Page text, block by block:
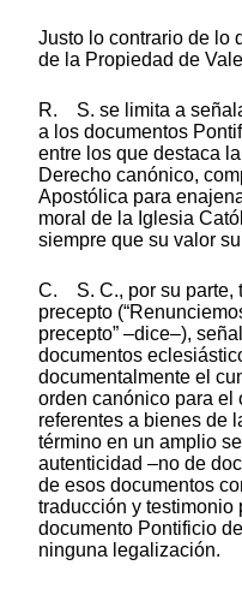
Justo lo contrario de lo
de la Propiedad de
R. S. se limita a
a los documentos
entre los que destaca
Derecho canónico,
Apostólica para
moral de la Iglesia
siempre que su valor
C. S. C., por su parte,
precepto
precepto” –dice–),
documentos
documentalmente el
orden canónico para el
referentes a bienes de
término en un amplio
autenticidad –no de
de esos documentos
traducción y testimonio
documento Pontificio
ninguna legalización.